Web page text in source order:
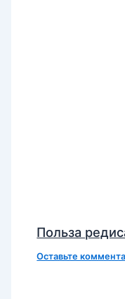
Польза
Оставьте